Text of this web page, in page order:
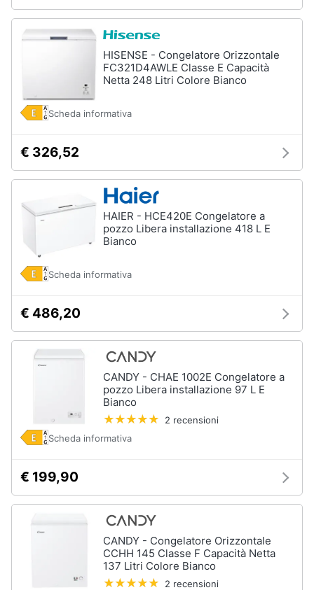
HISENSE - Congelatore Orizzontale
FC321D4AWLE Classe E Capacità
Netta 248 Litri Colore Bianco
Scheda informativa
€ 326,52
HAIER - HCE420E Congelatore a
pozzo Libera installazione 418 L E
Bianco
Scheda informativa
€ 486,20
CANDY - CHAE 1002E Congelatore a
pozzo Libera installazione 97 L E
Bianco
2 recensioni
Scheda informativa
€ 199,90
CANDY - Congelatore Orizzontale
CCHH 145 Classe F Capacità Netta
137 Litri Colore Bianco
2 recensioni